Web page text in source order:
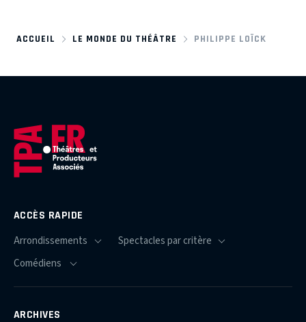
ACCUEIL LE MONDE DU THÉÂTRE PHILIPPE LOÏCK
ACCÈS RAPIDE
ARCHIVES